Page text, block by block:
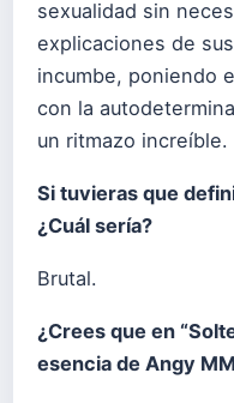
sexualidad sin
explicaciones de
incumbe, poniendo
con la
un ritmazo increíble.
Si tuvieras que
¿Cuál sería?
Brutal.
¿Crees que en
esencia de Angy